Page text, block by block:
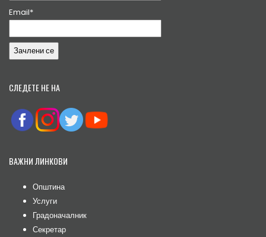
Email*
СЛЕДЕТЕ НЕ НА
ВАЖНИ ЛИНКОВИ
Општина
Услуги
Градоначалник
Секретар